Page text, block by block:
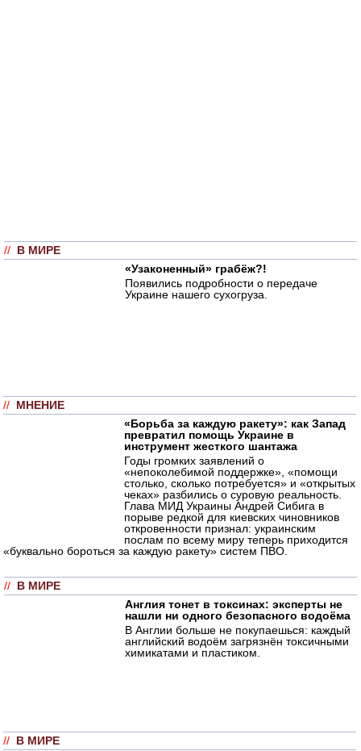
// В МИРЕ
«Узаконенный» грабёж?!
Появились подробности о передаче
Украине нашего сухогруза.
// МНЕНИЕ
«Борьба за каждую ракету»: как Запад
превратил помощь Украине в
инструмент жесткого шантажа
Годы громких заявлений о
«непоколебимой поддержке», «помощи
столько, сколько потребуется» и «открытых
чеках» разбились о суровую реальность.
Глава МИД Украины Андрей Сибига в
порыве редкой для киевских чиновников
откровенности признал: украинским
послам по всему миру теперь приходится
«буквально бороться за каждую ракету» систем ПВО.
// В МИРЕ
Англия тонет в токсинах: эксперты не
нашли ни одного безопасного водоёма
В Англии больше не покупаешься: каждый
английский водоём загрязнён токсичными
химикатами и пластиком.
// В МИРЕ